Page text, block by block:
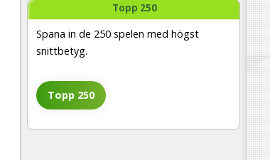
Topp 250
Spana in de 250 spelen med högst
snittbetyg.
Topp 250